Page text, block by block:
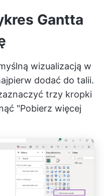
Gantta
wizualizacją w
dodać do talii.
trzy kropki
"Pobierz więcej